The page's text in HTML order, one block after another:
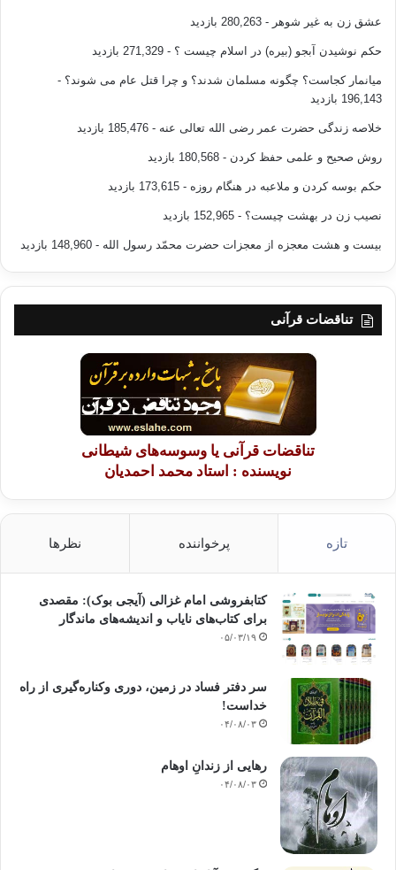
عشق زن به غیر شوهر - 280,263 بازدید
حکم نوشیدن آبجو (بیره) در اسلام چیست ؟ - 271,329 بازدید
میانمار کجاست؟ چگونه مسلمان شدند؟ و چرا قتل عام می شوند؟ -
196,143 بازدید
خلاصه زندگی حضرت عمر رضی الله تعالی عنه - 185,476 بازدید
روش صحیح و علمی حفظ کردن - 180,568 بازدید
حکم بوسه کردن و ملاعبه در هنگام روزه - 173,615 بازدید
نصیب زن در بهشت چیست؟ - 152,965 بازدید
بیست و هشت معجزه از معجزات حضرت محمّد رسول الله - 148,960 بازدید
تناقضات قرآنی
تناقضات قرآنی یا وسوسه‌های شیطانی
نویسنده : استاد محمد احمدیان
تازه پرخواننده نظرها
کتابفروشی امام غزالی (آیجی بوک): مقصدی
برای کتاب‌های نایاب و اندیشه‌های ماندگار
۰۵/۰۳/۱۹
سر دفتر فساد در زمین‌، دوری وکناره‌گیری از راه
خداست‌!
۰۴/۰۸/۰۳
رهایی از زندانِ اوهام
۰۴/۰۸/۰۳